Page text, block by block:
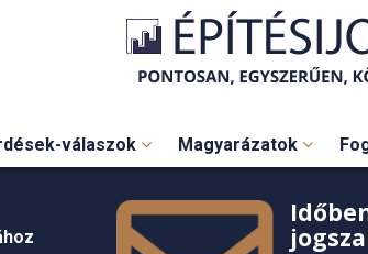
válaszok Magyarázatok